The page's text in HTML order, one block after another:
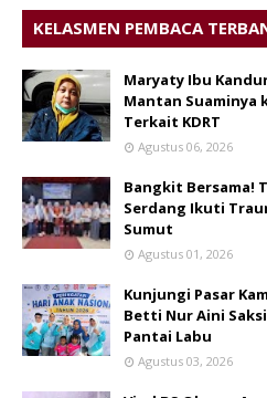
KELASMEN PEMBACA
Maryaty Ibu
Mantan Suaminya
Terkait KDRT
Agustus 06, 2026
Bangkit Bersama!
Serdang Ikuti
Sumut
Agustus 01, 2026
Kunjungi Pasar
Betti Nur Aini
Pantai Labu
Agustus 03, 2026